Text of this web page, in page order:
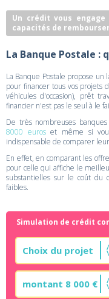
Un crédit vous
capacités de
La Banque Postale :
La Banque Postale propose
pour financer tous vos projets
véhicules d'occasion), prêt
financier n'est pas le seul à le
De très nombreuses
8000 euroset même si
indispensable de comparer
En effet, en comparant les
pour celle qui affiche le
substantielles sur le coût du
faibles.
Simulation de crédit